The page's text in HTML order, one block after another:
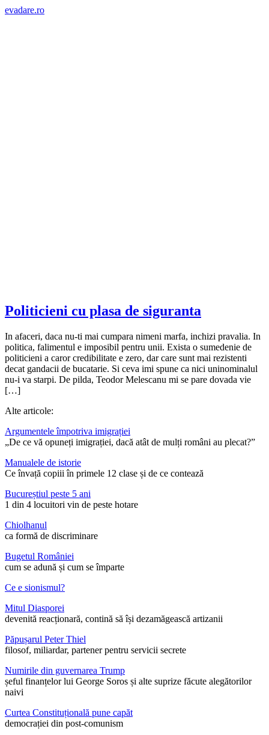
evadare.ro
Politicieni cu plasa de siguranta
In afaceri, daca nu-ti mai cumpara nimeni marfa, inchizi pravalia. In
politica, falimentul e imposibil pentru unii. Exista o sumedenie de
politicieni a caror credibilitate e zero, dar care sunt mai rezistenti
decat gandacii de bucatarie. Si ceva imi spune ca nici uninominalul
nu-i va starpi. De pilda, Teodor Melescanu mi se pare dovada vie
[…]
Alte articole:
Argumentele împotriva imigrației
„De ce vă opuneți imigrației, dacă atât de mulți români au plecat?”
Manualele de istorie
Ce învață copiii în primele 12 clase și de ce contează
Bucureștiul peste 5 ani
1 din 4 locuitori vin de peste hotare
Chiolhanul
ca formă de discriminare
Bugetul României
cum se adună și cum se împarte
Ce e sionismul?
Mitul Diasporei
devenită reacționară, contină să își dezamăgească artizanii
Păpușarul Peter Thiel
filosof, miliardar, partener pentru servicii secrete
Numirile din guvernarea Trump
șeful finanțelor lui George Soros și alte suprize făcute alegătorilor
naivi
Curtea Constituțională pune capăt
democrației din post-comunism